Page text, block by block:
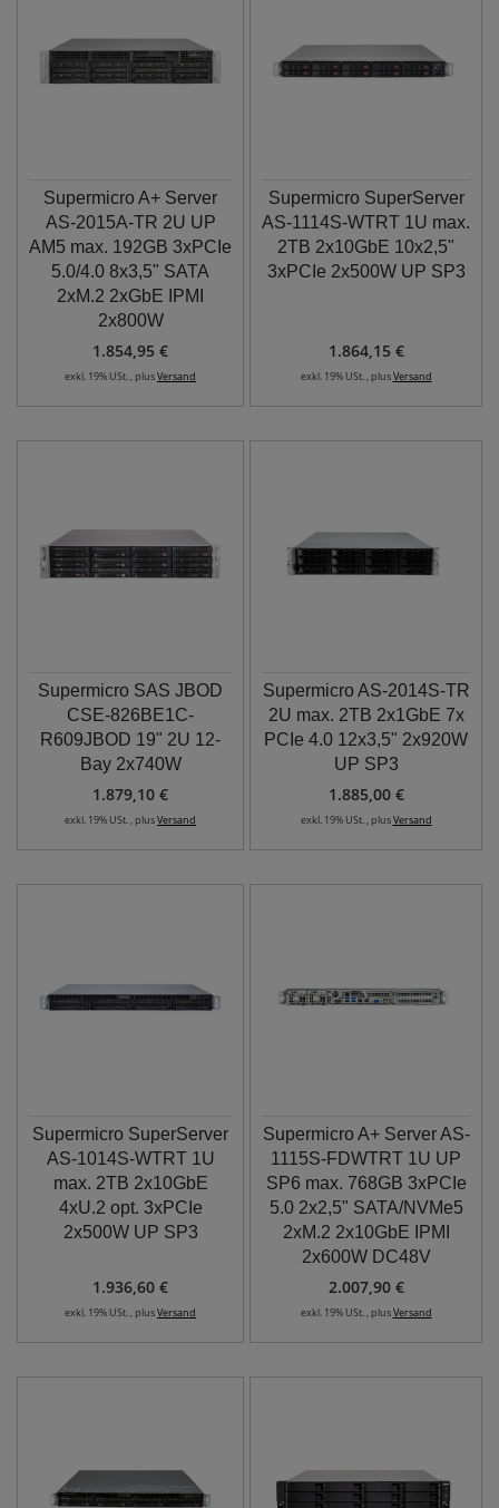
Supermicro A+ Server
AS-2015A-TR 2U UP
AM5 max. 192GB 3xPCIe
5.0/4.0 8x3,5" SATA
2xM.2 2xGbE IPMI
2x800W
1.854,95 €
exkl. 19% USt. , plusVersand
Supermicro SuperServer
AS-1114S-WTRT 1U max.
2TB 2x10GbE 10x2,5"
3xPCIe 2x500W UP SP3
1.864,15 €
exkl. 19% USt. , plusVersand
Supermicro SAS JBOD
CSE-826BE1C-
R609JBOD 19" 2U 12-
Bay 2x740W
1.879,10 €
exkl. 19% USt. , plusVersand
Supermicro AS-2014S-TR
2U max. 2TB 2x1GbE 7x
PCIe 4.0 12x3,5" 2x920W
UP SP3
1.885,00 €
exkl. 19% USt. , plusVersand
Supermicro SuperServer
AS-1014S-WTRT 1U
max. 2TB 2x10GbE
4xU.2 opt. 3xPCIe
2x500W UP SP3
1.936,60 €
exkl. 19% USt. , plusVersand
Supermicro A+ Server AS-
1115S-FDWTRT 1U UP
SP6 max. 768GB 3xPCIe
5.0 2x2,5" SATA/NVMe5
2xM.2 2x10GbE IPMI
2x600W DC48V
2.007,90 €
exkl. 19% USt. , plusVersand